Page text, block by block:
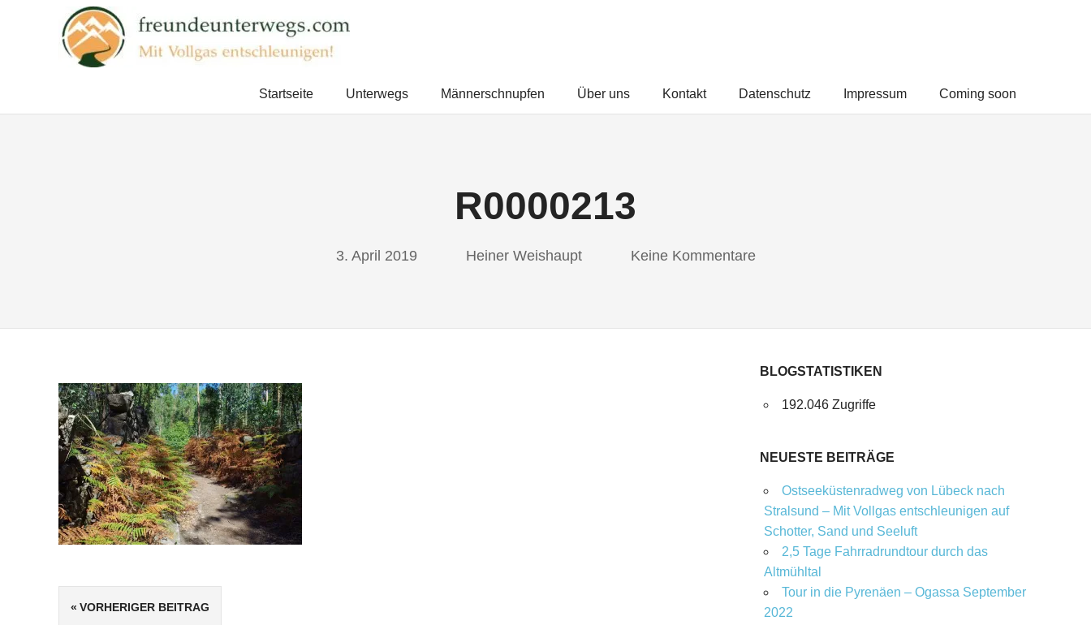
Startseite Unterwegs Männerschnupfen Über uns Kontakt Datenschutz Impressum Coming soon
R0000213
3. April 2019 Heiner Weishaupt Keine Kommentare
Beitragsnavigation
VORHERIGER BEITRAG
BLOGSTATISTIKEN
192.046 Zugriffe
NEUESTE BEITRÄGE
Ostseeküstenradweg von Lübeck nach
Stralsund – Mit Vollgas entschleunigen auf
Schotter, Sand und Seeluft
2,5 Tage Fahrradrundtour durch das
Altmühltal
Tour in die Pyrenäen – Ogassa September
2022